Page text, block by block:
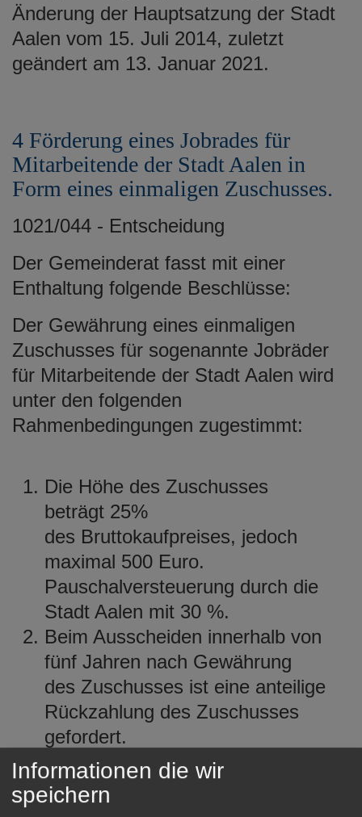
Änderung der Hauptsatzung der Stadt
Aalen vom 15. Juli 2014, zuletzt
geändert am 13. Januar 2021.
4 Förderung eines Jobrades für
Mitarbeitende der Stadt Aalen in
Form eines einmaligen Zuschusses.
1021/044 - Entscheidung
Der Gemeinderat fasst mit einer
Enthaltung folgende Beschlüsse:
Der Gewährung eines einmaligen
Zuschusses für sogenannte Jobräder
für Mitarbeitende der Stadt Aalen wird
unter den folgenden
Rahmenbedingungen zugestimmt:
Die Höhe des Zuschusses
beträgt 25%
des Bruttokaufpreises, jedoch
maximal 500 Euro.
Pauschalversteuerung durch die
Stadt Aalen mit 30 %.
Beim Ausscheiden innerhalb von
fünf Jahren nach Gewährung
des Zuschusses ist eine anteilige
Rückzahlung des Zuschusses
gefordert.
Die Regelung gilt für
Anträge und Kaufverträge ab
Informationen die wir
speichern